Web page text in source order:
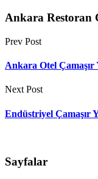
Ankara Restoran
Prev Post
Ankara Otel Çamaşır
Next Post
Endüstriyel Çamaşır
Sayfalar